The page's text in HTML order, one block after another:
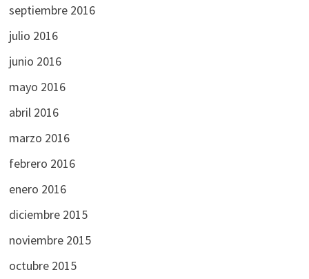
septiembre 2016
julio 2016
junio 2016
mayo 2016
abril 2016
marzo 2016
febrero 2016
enero 2016
diciembre 2015
noviembre 2015
octubre 2015